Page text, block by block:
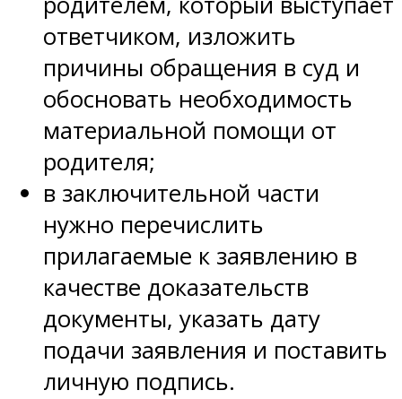
ответчиком, изложить
причины обращения в суд и
обосновать необходимость
материальной помощи от
родителя;
в заключительной части
нужно перечислить
прилагаемые к заявлению в
качестве доказательств
документы, указать дату
подачи заявления и поставить
личную подпись.